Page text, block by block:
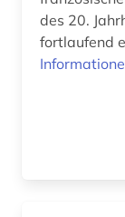
des 20.
fortlaufend